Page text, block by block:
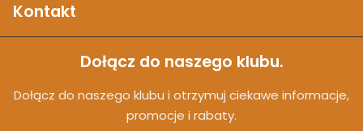
Kontakt
Dołącz do naszego klubu.
Dołącz do naszego klubu i otrzymuj ciekawe informacje,
promocje i rabaty.